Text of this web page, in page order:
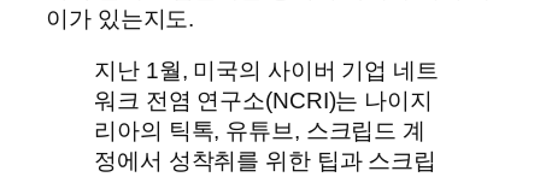
이가 있는지도.
지난 1월, 미국의 사이버 기업 네트
워크 전염 연구소(NCRI)는 나이지
리아의 틱톡, 유튜브, 스크립드 계
정에서 성착취를 위한 팁과 스크립